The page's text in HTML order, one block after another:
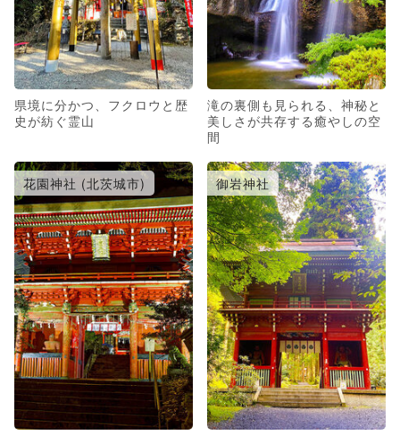
県境に分かつ、フクロウと歴
史が紡ぐ霊山
滝の裏側も見られる、神秘と
美しさが共存する癒やしの空
間
花園神社 (北茨城市) 御岩神社